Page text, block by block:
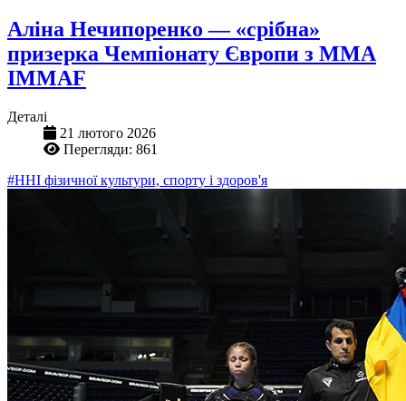
Аліна Нечипоренко — «срібна»
призерка Чемпіонату Європи з ММА
IMMAF
Деталі
21 лютого 2026
Перегляди: 861
#ННІ фізичної культури, спорту і здоров'я